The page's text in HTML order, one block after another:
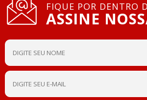
FIQUE POR DENTRO
ASSINE